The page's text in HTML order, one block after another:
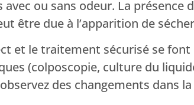
ou sans odeur. La présence
être due à l’apparition de
et le traitement sécurisé se
(colposcopie, culture du
des changements dans